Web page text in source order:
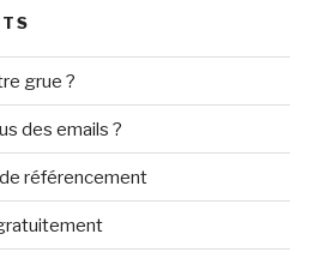
grue ?
des emails ?
référencement